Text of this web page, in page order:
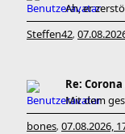
Ah, er
Steffen42,
Re:
Mit dem
bones, 07.08.2026,